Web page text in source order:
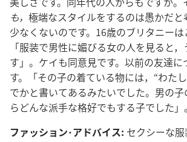
も， 極端なスタイルをするのは愚かだ
少なくないのです。16歳のブリタニーは
「服装で男性に媚びる女の人を見ると
す」。ケイも同意見です。以前の友達に
す。「その子の着ている物には，“わた
でかと書いてあるみたいでした。男の
らどんな派手な格好でもする子でした」。
ファッション･アドバイス: セクシーな